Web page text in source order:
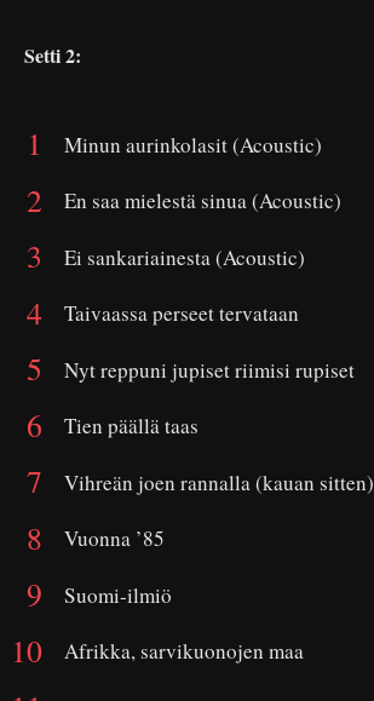
Setti 2:
Minun aurinkolasit (Acoustic)
En saa mielestä sinua (Acoustic)
Ei sankariainesta (Acoustic)
Taivaassa perseet tervataan
Nyt reppuni jupiset riimisi rupiset
Tien päällä taas
Vihreän joen rannalla (kauan sitten)
Vuonna ’85
Suomi-ilmiö
Afrikka, sarvikuonojen maa